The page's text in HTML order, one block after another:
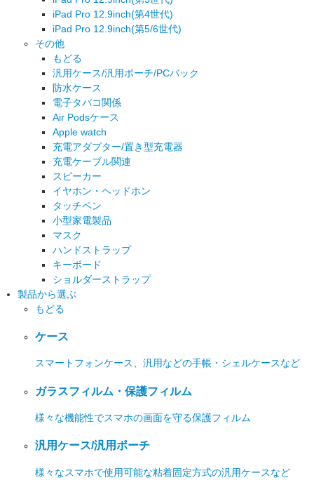
iPad Pro 12.9inch(第4世代)
iPad Pro 12.9inch(第5/6世代)
その他
もどる
汎用ケース/汎用ポーチ/PCバック
防水ケース
電子タバコ関係
Air Podsケース
Apple watch
充電アダプター/置き型充電器
充電ケーブル関連
スピーカー
イヤホン・ヘッドホン
タッチペン
小型家電製品
マスク
ハンドストラップ
キーボード
ショルダーストラップ
製品から選ぶ
もどる
ケース
スマートフォンケース、汎用などの手帳・シェルケースなど
ガラスフィルム・保護フィルム
様々な機能性でスマホの画面を守る保護フィルム
汎用ケース/汎用ポーチ
様々なスマホで使用可能な粘着固定方式の汎用ケースなど